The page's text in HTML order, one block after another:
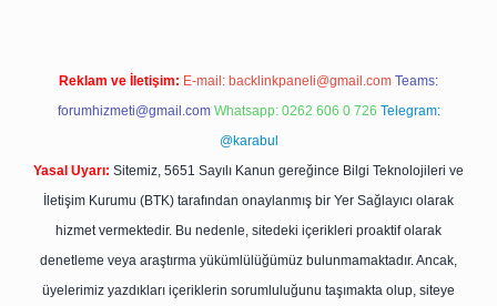
Reklam ve İletişim: E-mail: backlinkpaneli@gmail.com Teams:
forumhizmeti@gmail.com Whatsapp: 0262 606 0 726 Telegram:
@karabul
Yasal Uyarı: Sitemiz, 5651 Sayılı Kanun gereğince Bilgi Teknolojileri ve
İletişim Kurumu (BTK) tarafından onaylanmış bir Yer Sağlayıcı olarak
hizmet vermektedir. Bu nedenle, sitedeki içerikleri proaktif olarak
denetleme veya araştırma yükümlülüğümüz bulunmamaktadır. Ancak,
üyelerimiz yazdıkları içeriklerin sorumluluğunu taşımakta olup, siteye